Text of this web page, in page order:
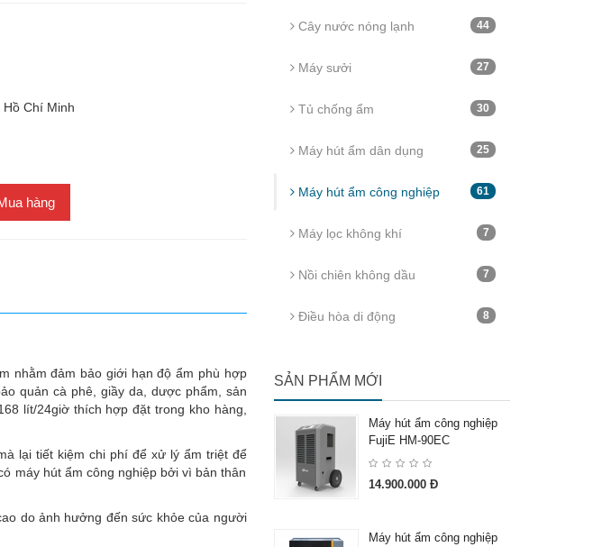
Hồ Chí Minh
hàng
nhằm đảm bảo giới hạn độ ẩm phù hợp
quản cà phê, giầy da, dược phẩm, sản
lít/24giờ thích hợp đặt trong kho hàng,
lại tiết kiệm chi phí để xử lý ẩm triệt để
máy hút ẩm công nghiệp bởi vì bản thân
do ảnh hưởng đến sức khỏe của người
Cây nước nóng lạnh 44
Máy sưởi 27
Tủ chống ẩm 30
Máy hút ẩm dân dụng 25
Máy hút ẩm công nghiệp 61
Máy lọc không khí 7
Nồi chiên không dầu 7
Điều hòa di động 8
SẢN PHẨM MỚI
Máy hút ẩm công nghiệp
FujiE HM-90EC
14.900.000 Đ
Máy hút ẩm công nghiệp